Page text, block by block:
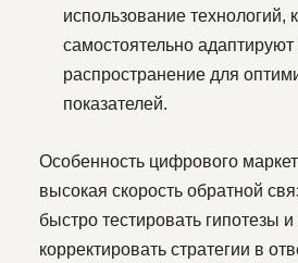
использование технологий,
самостоятельно
распространение для
показателей.
Особенность цифрового
высокая скорость обратной
быстро тестировать гипотезы
корректировать стратегии в